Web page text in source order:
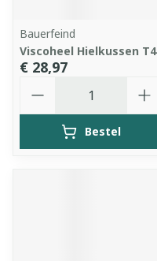
Bauerfeind
Viscoheel Hielkussen T4
€ 28,97
Bestel